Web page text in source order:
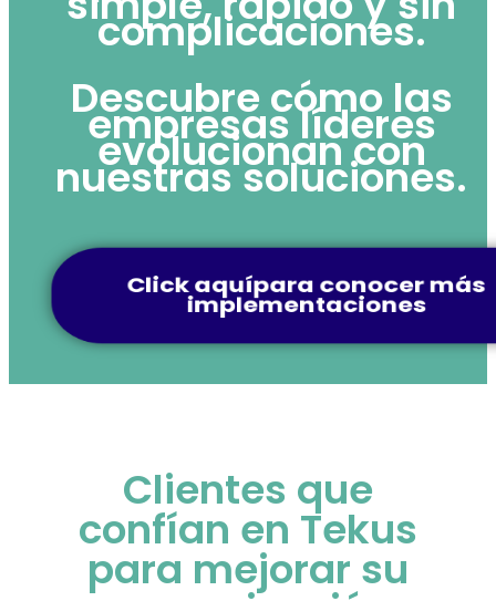
complicaciones.
Descubre cómo las
empresas líderes
evolucionan con
nuestras soluciones.
Click aquípara conocer
implementaciones
Clientes que
confían en Tekus
para mejorar su